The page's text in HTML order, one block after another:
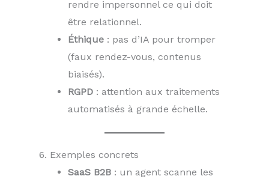
rendre impersonnel ce qui doit
être relationnel.
Éthique : pas d’IA pour tromper
(faux rendez-vous, contenus
biaisés).
RGPD : attention aux traitements
automatisés à grande échelle.
6. Exemples concrets
SaaS B2B : un agent scanne les